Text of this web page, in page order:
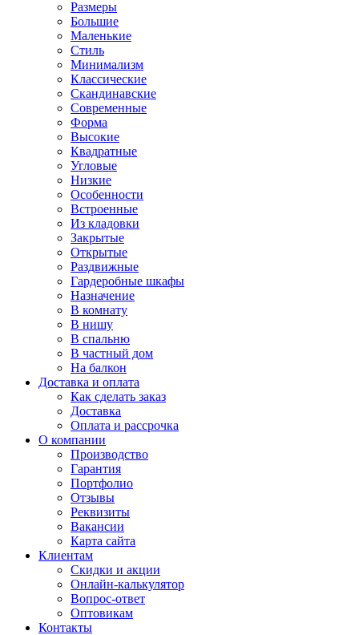
Размеры
Большие
Маленькие
Стиль
Минимализм
Классические
Скандинавские
Современные
Форма
Высокие
Квадратные
Угловые
Низкие
Особенности
Встроенные
Из кладовки
Закрытые
Открытые
Раздвижные
Гардеробные шкафы
Назначение
В комнату
В нишу
В спальню
В частный дом
На балкон
Доставка и оплата
Как сделать заказ
Доставка
Оплата и рассрочка
О компании
Производство
Гарантия
Портфолио
Отзывы
Реквизиты
Вакансии
Карта сайта
Клиентам
Скидки и акции
Онлайн-калькулятор
Вопрос-ответ
Оптовикам
Контакты